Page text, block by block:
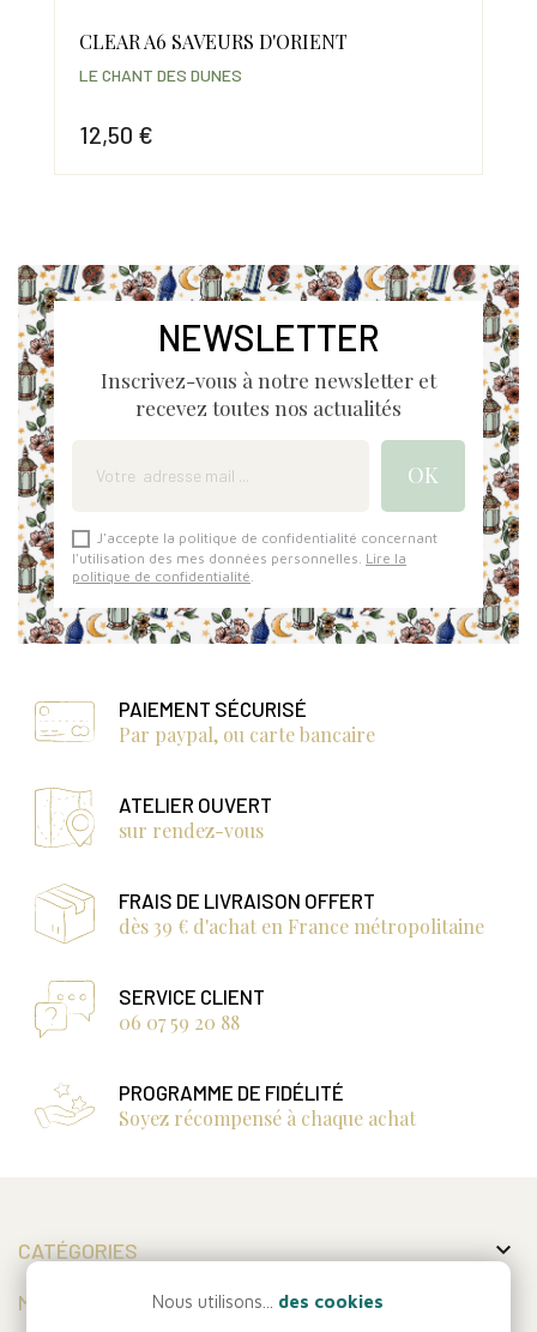
CLEAR A6 SAVEURS D'ORIENT
12,50 €
LE CHANT DES DUNES
NEWSLETTER
Inscrivez-vous à notre newsletter et
recevez toutes nos actualités
J'accepte la politique de confidentialité concernant
l'utilisation des mes données personnelles. Lire la
politique de confidentialité
PAIEMENT SÉCURISÉ
Par paypal, ou carte bancaire
ATELIER OUVERT
sur rendez-vous
FRAIS DE LIVRAISON OFFERT
dès 39 € d'achat en France métropolitaine
SERVICE CLIENT
06 07 59 20 88
PROGRAMME DE FIDÉLITÉ
Soyez récompensé à chaque achat
CATÉGORIES 
MON COMPTE Nous utilisons... des cookies